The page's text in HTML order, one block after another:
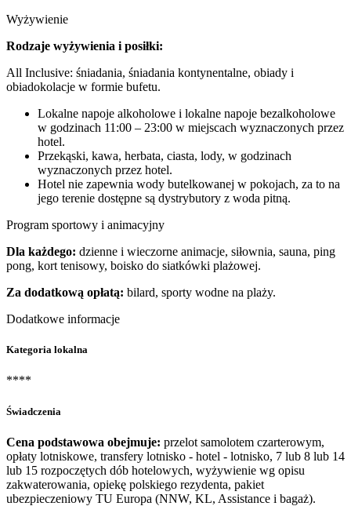
Wyżywienie
Rodzaje wyżywienia i posiłki:
All Inclusive: śniadania, śniadania kontynentalne, obiady i
obiadokolacje w formie bufetu.
Lokalne napoje alkoholowe i lokalne napoje bezalkoholowe
w godzinach 11:00 – 23:00 w miejscach wyznaczonych przez
hotel.
Przekąski, kawa, herbata, ciasta, lody, w godzinach
wyznaczonych przez hotel.
Hotel nie zapewnia wody butelkowanej w pokojach, za to na
jego terenie dostępne są dystrybutory z woda pitną.
Program sportowy i animacyjny
Dla każdego: dzienne i wieczorne animacje, siłownia, sauna, ping
pong, kort tenisowy, boisko do siatkówki plażowej.
Za dodatkową opłatą: bilard, sporty wodne na plaży.
Dodatkowe informacje
Kategoria lokalna
****
Świadczenia
Cena podstawowa obejmuje: przelot samolotem czarterowym,
opłaty lotniskowe, transfery lotnisko - hotel - lotnisko, 7 lub 8 lub 14
lub 15 rozpoczętych dób hotelowych, wyżywienie wg opisu
zakwaterowania, opiekę polskiego rezydenta, pakiet
ubezpieczeniowy TU Europa (NNW, KL, Assistance i bagaż).